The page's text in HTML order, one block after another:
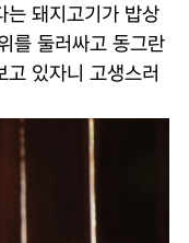
는 돼지고기가 밥상
를 둘러싸고 동그란
있자니 고생스러